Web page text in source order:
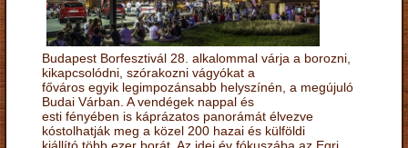
Budapest Borfesztivál 28. alkalommal várja a borozni,
kikapcsolódni, szórakozni vágyókat a
főváros egyik legimpozánsabb helyszínén, a megújuló
Budai Várban. A vendégek nappal és
esti fényében is káprázatos panorámát élvezve
kóstolhatják meg a közel 200 hazai és külföldi